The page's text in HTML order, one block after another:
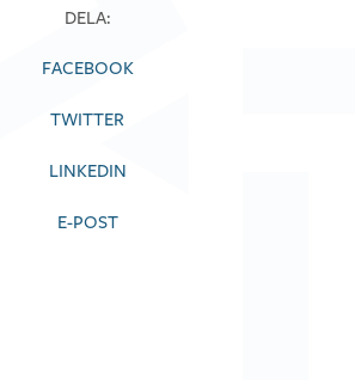
DELA:
FACEBOOK
TWITTER
LINKEDIN
E-POST